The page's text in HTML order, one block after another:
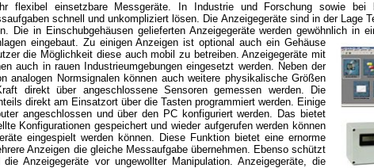
flexibel einsetzbare Messgeräte. In Industrie und Forschung sowie bei
schnell und unkompliziert lösen. Die Anzeigegeräte sind in der Lage
Die in Einschubgehäusen gelieferten Anzeigegeräte werden gewöhnlich in
eingebaut. Zu einigen Anzeigen ist optional auch ein Gehäuse
die Möglichkeit diese auch mobil zu betreiben. Anzeigegeräte mit
auch in rauen Industrieumgebungen eingesetzt werden. Neben der
analogen Normsignalen können auch weitere physikalische Größen
direkt über angeschlossene Sensoren gemessen werden. Die
direkt am Einsatzort über die Tasten programmiert werden. Einige
angeschlossen und über den PC konfiguriert werden. Das bietet
Konfigurationen gespeichert und wieder aufgerufen werden können
eingespielt werden können. Diese Funktion bietet eine ernorme
Anzeigen die gleiche Messaufgabe übernehmen. Ebenso schützt
Anzeigegeräte vor ungewollter Manipulation. Anzeigegeräte, die